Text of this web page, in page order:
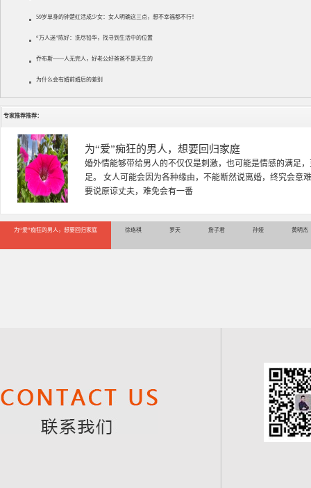
59岁单身的钟楚红活成少女：女人明确这三点，想不幸福都不行！
“万人迷”陈好：洗尽铅华，找寻到生活中的位置
乔布斯——人无完人，好老公好爸爸不是天生的
为什么会有婚前婚后的差别
专家推荐推荐：
徐珞棋
徐珞棋，婚姻家庭咨询师，毕业于重庆师范大学心理学专业
多年，对婚姻情感分析、恋爱择偶、夫妻关系，情感挽回、
千小时，积累了丰富的咨
为“爱”痴狂的男人，想要回归家庭 徐珞棋 罗天 詹子君 孙娅 黄明杰